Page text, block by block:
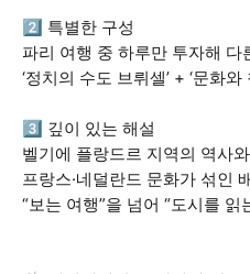
2️⃣ 특별한 구성
파리 여행 중 하루만 투자해 다
‘정치의 수도 브뤼셀’ + ‘문화
3️⃣ 깊이 있는 해설
벨기에 플랑드르 지역의 역사와
프랑스·네덜란드 문화가 섞인
“보는 여행”을 넘어 “도시를 읽